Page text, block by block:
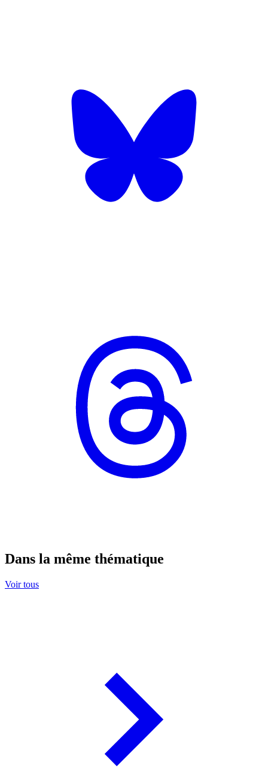
Dans la même thématique
Voir tous